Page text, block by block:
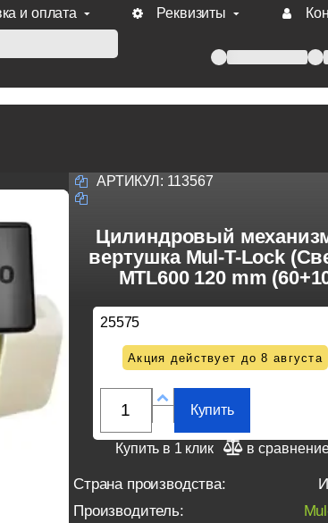
и оплата Реквизиты
Melodia, Forme при оплате по счету.
АРТИКУЛ: 113567
Цилиндровый
вертушка Mul-T-Lock
MTL600 120 mm
25575
Акция действует до 8 августа
Купить
Купить в 1 клик в
Страна производства:
Производитель: